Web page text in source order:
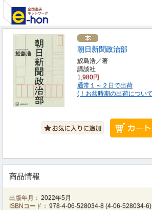
朝日新聞政治部
鮫島浩／著
講談社
1,980円
通常１～２日で出荷
(！お盆時期の出荷につい
商品情報
出版年月： 2022年5月
ISBNコード： 978-4-06-528034-8 (4-06-528034-6)